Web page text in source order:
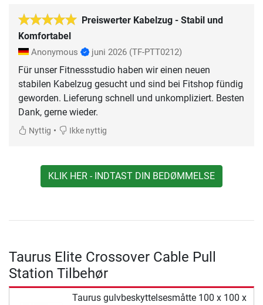
Preiswerter Kabelzug - Stabil und
Komfortabel
Anonymous juni 2026 (TF-PTT0212)
Für unser Fitnessstudio haben wir einen neuen
stabilen Kabelzug gesucht und sind bei Fitshop fündig
geworden. Lieferung schnell und unkompliziert. Besten
Dank, gerne wieder.
Nyttig • Ikke nyttig
KLIK HER - INDTAST DIN BEDØMMELSE
Taurus Elite Crossover Cable Pull
Station Tilbehør
Taurus gulvbeskyttelsesmåtte 100 x 100 x